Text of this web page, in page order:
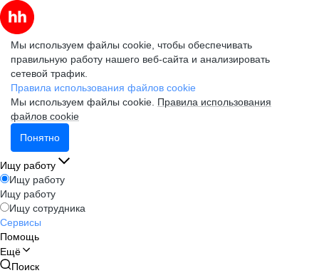
Мы используем файлы cookie, чтобы обеспечивать
правильную работу нашего веб-сайта и анализировать
сетевой трафик.
Правила использования файлов cookie
Мы используем файлы cookie. Правила использования
файлов cookie
Понятно
Ищу работу
Ищу работу
Ищу работу
Ищу сотрудника
Сервисы
Помощь
Ещё
Поиск